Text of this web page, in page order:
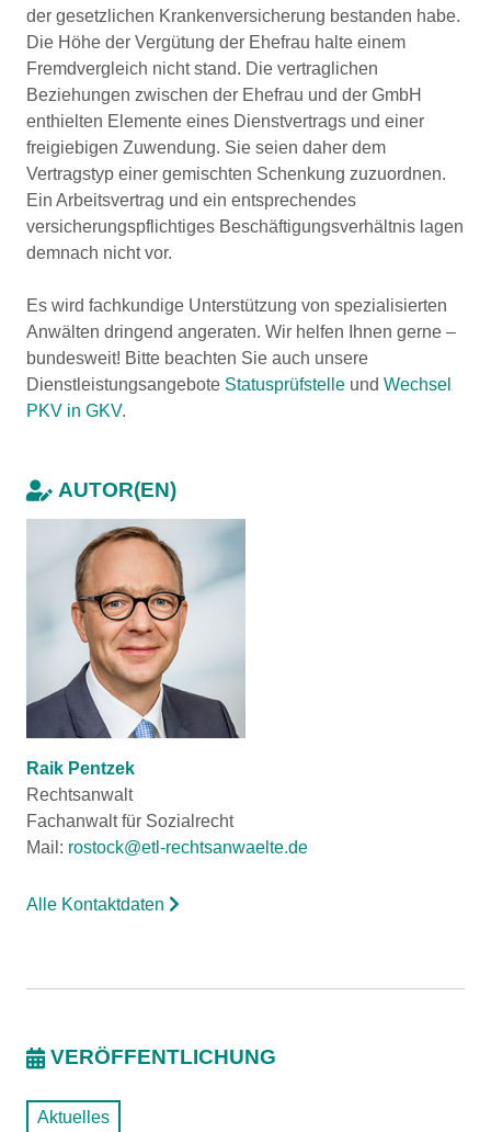
der gesetzlichen Krankenversicherung bestanden habe.
Die Höhe der Vergütung der Ehefrau halte einem
Fremdvergleich nicht stand. Die vertraglichen
Beziehungen zwischen der Ehefrau und der GmbH
enthielten Elemente eines Dienstvertrags und einer
freigiebigen Zuwendung. Sie seien daher dem
Vertragstyp einer gemischten Schenkung zuzuordnen.
Ein Arbeitsvertrag und ein entsprechendes
versicherungspflichtiges Beschäftigungsverhältnis lagen
demnach nicht vor.
Es wird fachkundige Unterstützung von spezialisierten
Anwälten dringend angeraten. Wir helfen Ihnen gerne –
bundesweit! Bitte beachten Sie auch unsere
Dienstleistungsangebote Statusprüfstelle und Wechsel
PKV in GKV.
AUTOR(EN)
Raik Pentzek
Rechtsanwalt
Fachanwalt für Sozialrecht
Mail: rostock@etl-rechtsanwaelte.de
Alle Kontaktdaten
VERÖFFENTLICHUNG
Aktuelles